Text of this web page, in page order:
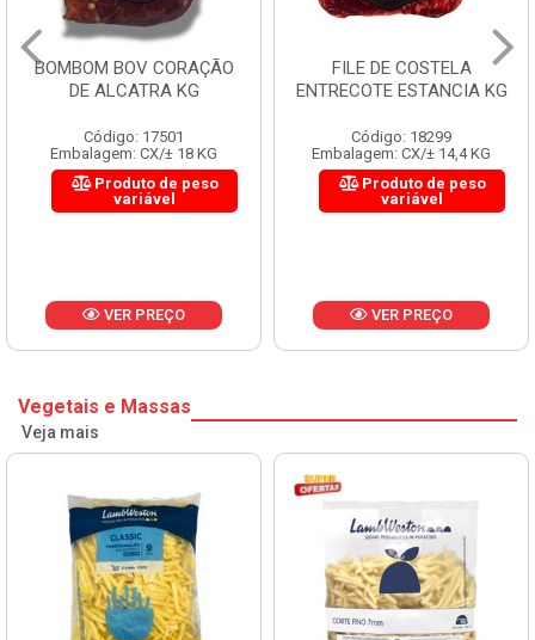
BOMBOM BOV CORAÇÃO
DE ALCATRA KG
Código: 17501
Embalagem: CX/± 18 KG
Produto de peso
variável
VER PREÇO
FILE DE COSTELA
ENTRECOTE ESTANCIA KG
Código: 18299
Embalagem: CX/± 14,4 KG
Produto de peso
variável
VER PREÇO
Vegetais e Massas
Veja mais